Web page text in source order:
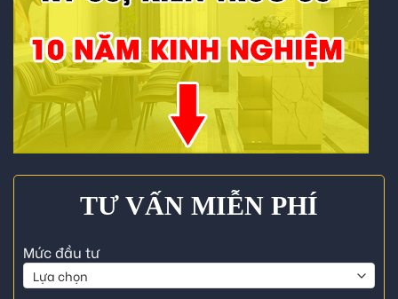
TƯ VẤN MIỄN PHÍ
Mức đầu tư